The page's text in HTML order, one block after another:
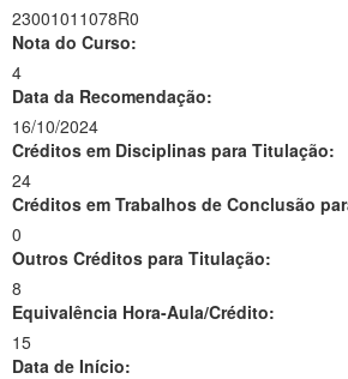
23001011078R0
Nota do Curso:
4
Data da Recomendação:
16/10/2024
Créditos em Disciplinas para Titulação:
24
Créditos em Trabalhos de Conclusão
0
Outros Créditos para Titulação:
8
Equivalência Hora-Aula/Crédito:
15
Data de Início: